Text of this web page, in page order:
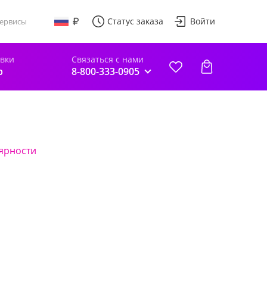
Статус заказа Войти
Связаться с нами
8-800-333-0905